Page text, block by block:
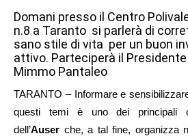
Domani presso il Centro
n.8 a Taranto si parlerà di
sano stile di vita per un buon
attivo. Parteciperà il
Mimmo Pantaleo
TARANTO – Informare e
questi temi è uno dei principali
dell’Auser che, a tal fine, organizza